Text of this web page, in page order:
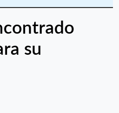
su